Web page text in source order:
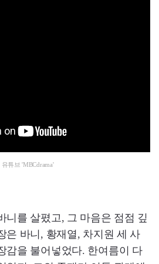
유튜브 'MBCdrama'
니를 살폈고, 그 마음은 점점 깊
은 바니, 황재열, 차지원 세 사
감을 불어넣었다. 한여름이 다